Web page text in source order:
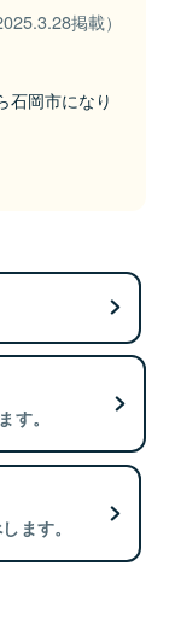
掲載）
石岡市になり
す。
ます。